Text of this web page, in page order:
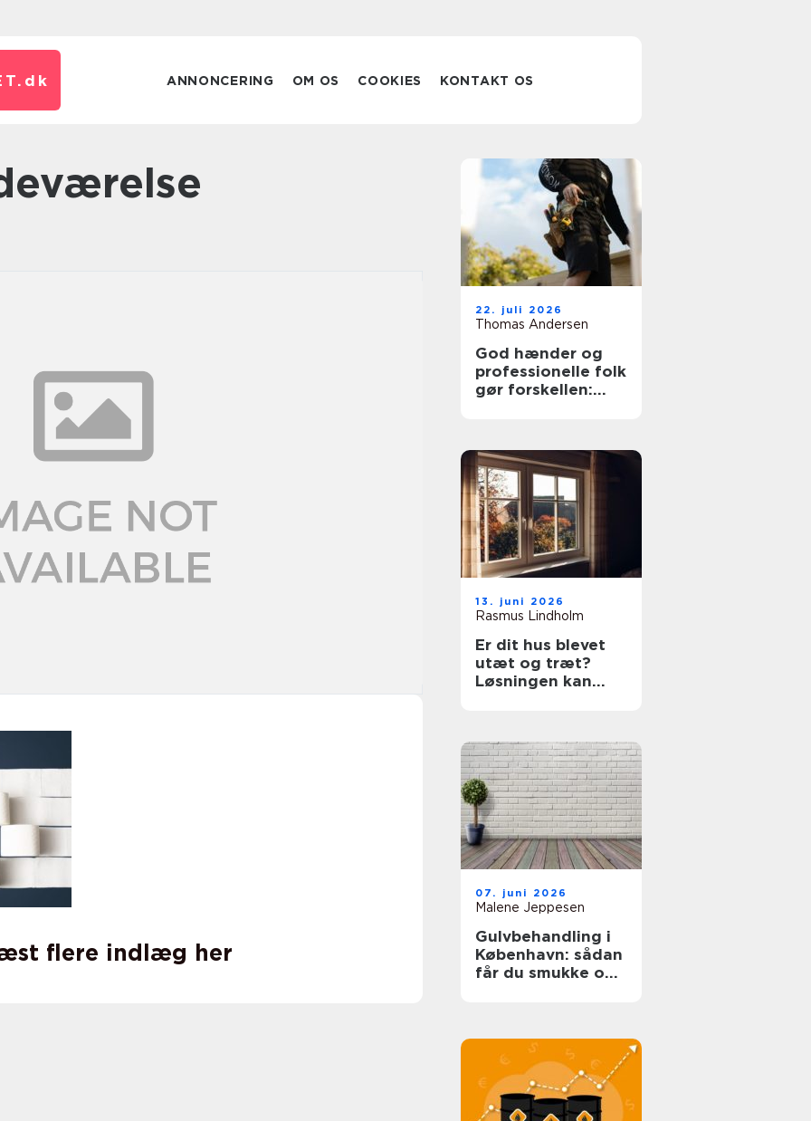
dk ANNONCERING OM OS COOKIES KONTAKT OS
flere indlæg her
22. juli 2026
Thomas Andersen
God hænder og
professionelle folk
gør forskellen:
13. juni 2026
Rasmus Lindholm
Er dit hus blevet
utæt og træt?
Løsningen kan
07. juni 2026
Malene Jeppesen
Gulvbehandling i
København: sådan
får du smukke og